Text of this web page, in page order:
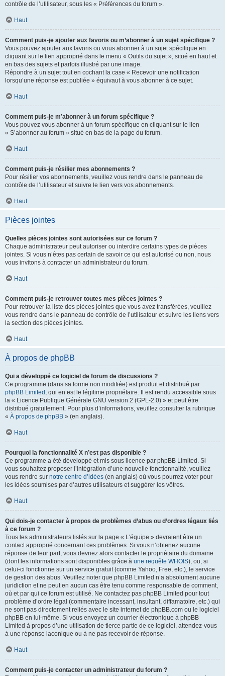
contrôle de l’utilisateur, sous les « Préférences du forum ».
Haut
Comment puis-je ajouter aux favoris ou m’abonner à un sujet spécifique ?
Vous pouvez ajouter aux favoris ou vous abonner à un sujet spécifique en
cliquant sur le lien approprié dans le menu « Outils du sujet », situé en haut et
en bas des sujets et parfois illustré par une image.
Répondre à un sujet tout en cochant la case « Recevoir une notification
lorsqu’une réponse est publiée » équivaut à vous abonner à ce sujet.
Haut
Comment puis-je m’abonner à un forum spécifique ?
Vous pouvez vous abonner à un forum spécifique en cliquant sur le lien
« S’abonner au forum » situé en bas de la page du forum.
Haut
Comment puis-je résilier mes abonnements ?
Pour résilier vos abonnements, veuillez vous rendre dans le panneau de
contrôle de l’utilisateur et suivre le lien vers vos abonnements.
Haut
Pièces jointes
Quelles pièces jointes sont autorisées sur ce forum ?
Chaque administrateur peut autoriser ou interdire certains types de pièces
jointes. Si vous n’êtes pas certain de savoir ce qui est autorisé ou non, nous
vous invitons à contacter un administrateur du forum.
Haut
Comment puis-je retrouver toutes mes pièces jointes ?
Pour retrouver la liste des pièces jointes que vous avez transférées, veuillez
vous rendre dans le panneau de contrôle de l’utilisateur et suivre les liens vers
la section des pièces jointes.
Haut
À propos de phpBB
Qui a développé ce logiciel de forum de discussions ?
Ce programme (dans sa forme non modifiée) est produit et distribué par
phpBB Limited , qui en est le légitime propriétaire. Il est rendu accessible sous
la « Licence Publique Générale GNU version 2 (GPL-2.0) » et peut être
distribué gratuitement. Pour plus d’informations, veuillez consulter la rubrique
« À propos de phpBB » (en anglais).
Haut
Pourquoi la fonctionnalité X n’est pas disponible ?
Ce programme a été développé et mis sous licence par phpBB Limited. Si
vous souhaitez proposer l’intégration d’une nouvelle fonctionnalité, veuillez
vous rendre sur notre centre d’idées (en anglais) où vous pourrez voter pour
les idées soumises par d’autres utilisateurs et suggérer les vôtres.
Haut
Qui dois-je contacter à propos de problèmes d’abus ou d’ordres légaux liés
à ce forum ?
Tous les administrateurs listés sur la page « L’équipe » devraient être un
contact approprié concernant ces problèmes. Si vous n’obtenez aucune
réponse de leur part, vous devriez alors contacter le propriétaire du domaine
(dont les informations sont disponibles grâce à une requête WHOIS), ou, si
celui-ci fonctionne sur un service gratuit (comme Yahoo, Free, etc.), le service
de gestion des abus. Veuillez noter que phpBB Limited n’a absolument aucune
juridiction et ne peut en aucun cas être tenu comme responsable de comment,
où et par qui ce forum est utilisé. Ne contactez pas phpBB Limited pour tout
problème d’ordre légal (commentaire incessant, insultant, diffamatoire, etc.) qui
ne sont pas directement reliés avec le site internet de phpBB.com ou le logiciel
phpBB en lui-même. Si vous envoyez un courrier électronique à phpBB
Limited à propos d’une utilisation de tierce partie de ce logiciel, attendez-vous
à une réponse laconique ou à ne pas recevoir de réponse.
Haut
Comment puis-je contacter un administrateur du forum ?